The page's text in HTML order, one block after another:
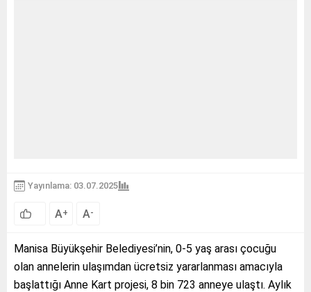
Yayınlama: 03.07.2025
A+ A-
Manisa Büyükşehir Belediyesi’nin, 0-5 yaş arası çocuğu
olan annelerin ulaşımdan ücretsiz yararlanması amacıyla
başlattığı Anne Kart projesi, 8 bin 723 anneye ulaştı. Aylık